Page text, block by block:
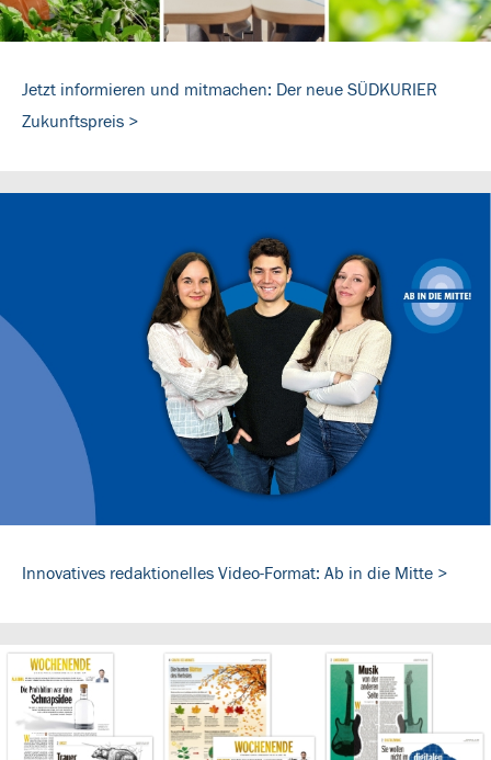
Jetzt informieren und mitmachen: Der neue SÜDKURIER
Zukunftspreis >
Innovatives redaktionelles Video-Format: Ab in die Mitte >